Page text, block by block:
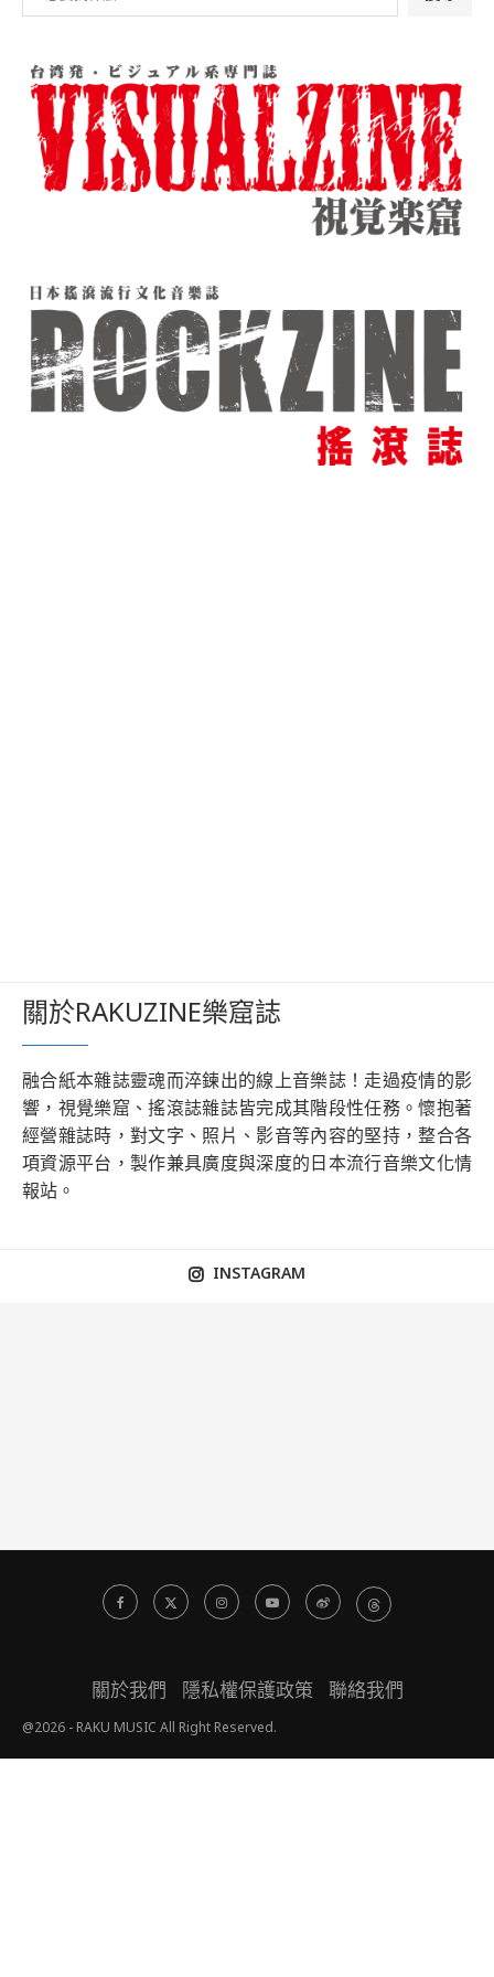
關於RAKUZINE樂窟誌
融合紙本雜誌靈魂而淬鍊出的線上音樂誌！走過疫情的影
響，視覺樂窟、搖滾誌雜誌皆完成其階段性任務。懷抱著
經營雜誌時，對文字、照片、影音等內容的堅持，整合各
項資源平台，製作兼具廣度與深度的日本流行音樂文化情
報站。
INSTAGRAM
關於我們 隱私權保護政策 聯絡我們
@2026 - RAKU MUSIC All Right Reserved.